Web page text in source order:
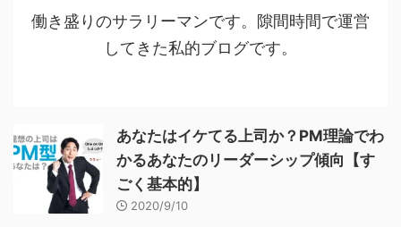
働き盛りのサラリーマンです。隙間時間で運営
してきた私的ブログです。
あなたはイケてる上司か？PM理論でわ
かるあなたのリーダーシップ傾向【す
ごく基本的】
2020/9/10